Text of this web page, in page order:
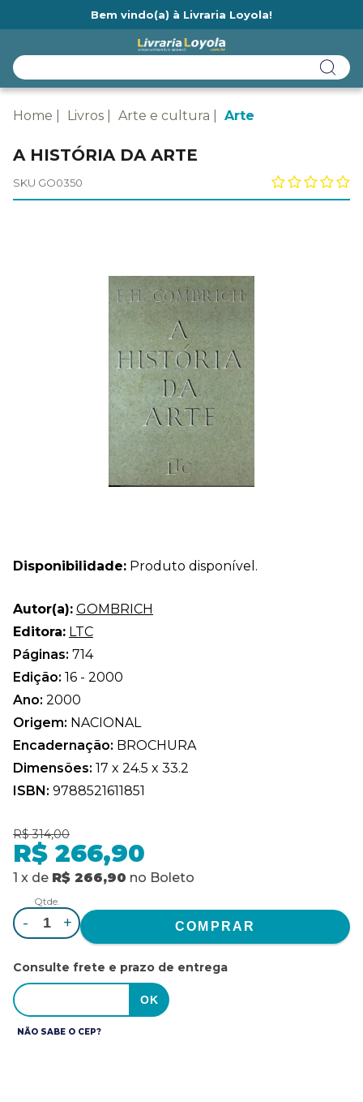
Bem vindo(a) à Livraria Loyola!
Home Livros Arte e cultura Arte
A HISTÓRIA DA ARTE
SKU GO0350
Disponibilidade: Produto disponível.
Autor(a): GOMBRICH
Editora: LTC
Páginas: 714
Edição: 16 - 2000
Ano: 2000
Origem: NACIONAL
Encadernação: BROCHURA
Dimensões: 17 x 24.5 x 33.2
ISBN: 9788521611851
R$ 314,00
R$ 266,90
1 x de R$ 266,90 no Boleto
Qtde.
- +
Consulte frete e prazo de entrega
NÃO SABE O CEP?